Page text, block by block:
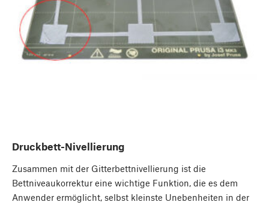
Druckbett-Nivellierung
Zusammen mit der Gitterbettnivellierung ist die
Bettniveaukorrektur eine wichtige Funktion, die es dem
Anwender ermöglicht, selbst kleinste Unebenheiten in der